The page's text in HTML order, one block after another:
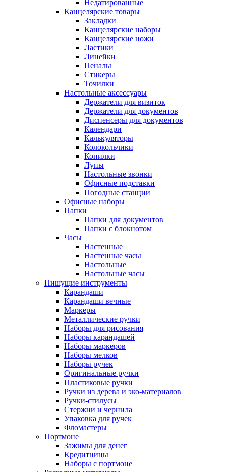
Недатированные
Канцелярские товары
Закладки
Канцелярские наборы
Канцелярские ножи
Ластики
Линейки
Пеналы
Стикеры
Точилки
Настольные аксессуары
Держатели для визиток
Держатели для документов
Диспенсеры для документов
Календари
Калькуляторы
Колокольчики
Копилки
Лупы
Настольные звонки
Офисные подставки
Погодные станции
Офисные наборы
Папки
Папки для документов
Папки с блокнотом
Часы
Настенные
Настенные часы
Настольные
Настольные часы
Пишущие инструменты
Карандаши
Карандаши вечные
Маркеры
Металлические ручки
Наборы для рисования
Наборы карандашей
Наборы маркеров
Наборы мелков
Наборы ручек
Оригинальные ручки
Пластиковые ручки
Ручки из дерева и эко-материалов
Ручки-стилусы
Стержни и чернила
Упаковка для ручек
Фломастеры
Портмоне
Зажимы для денег
Кредитницы
Наборы с портмоне